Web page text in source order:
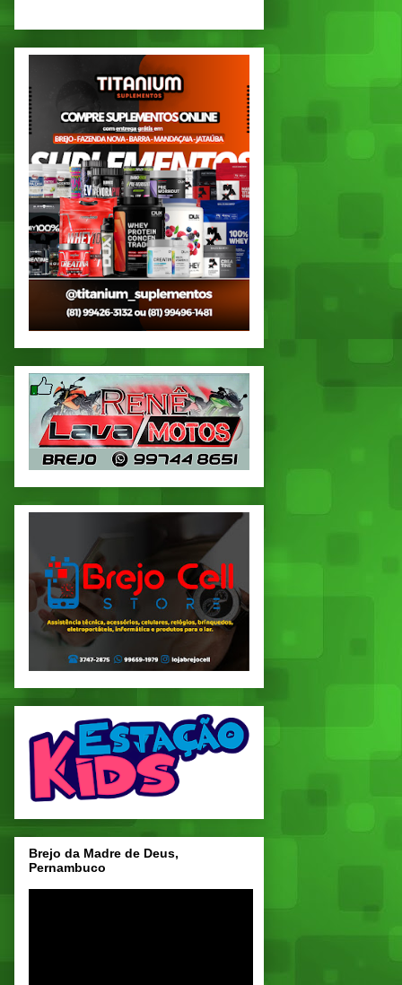
Brejo da Madre de Deus,
Pernambuco